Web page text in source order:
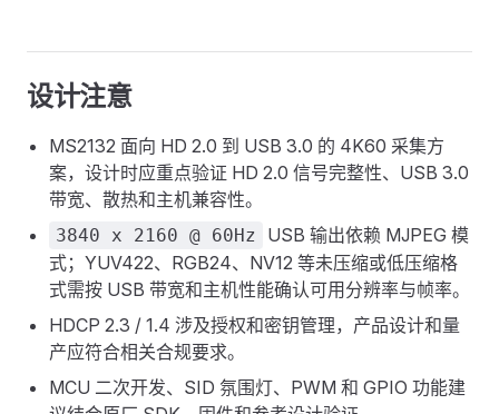
设计注意
MS2132 面向 HD 2.0 到 USB 3.0 的 4K60 采集方
案，设计时应重点验证 HD 2.0 信号完整性、USB 3.0
带宽、散热和主机兼容性。
3840 x 2160 @ 60Hz
USB 输出依赖 MJPEG 模
式；YUV422、RGB24、NV12 等未压缩或低压缩格
式需按 USB 带宽和主机性能确认可用分辨率与帧率。
HDCP 2.3 / 1.4 涉及授权和密钥管理，产品设计和量
产应符合相关合规要求。
MCU 二次开发、SID 氛围灯、PWM 和 GPIO 功能建